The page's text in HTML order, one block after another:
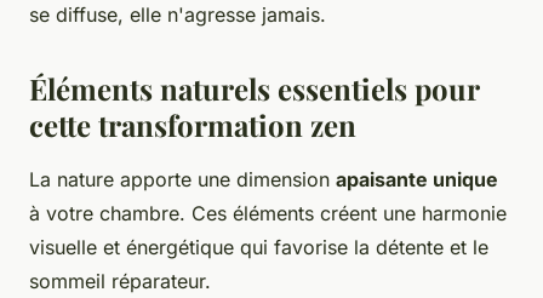
se diffuse, elle n'agresse jamais.
Éléments naturels essentiels pour
cette transformation zen
La nature apporte une dimension apaisante unique
à votre chambre. Ces éléments créent une harmonie
visuelle et énergétique qui favorise la détente et le
sommeil réparateur.